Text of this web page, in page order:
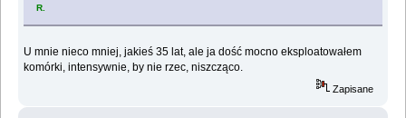
R.
U mnie nieco mniej, jakieś 35 lat, ale ja dość mocno eksploatowałem
komórki, intensywnie, by nie rzec, niszcząco.
Zapisane